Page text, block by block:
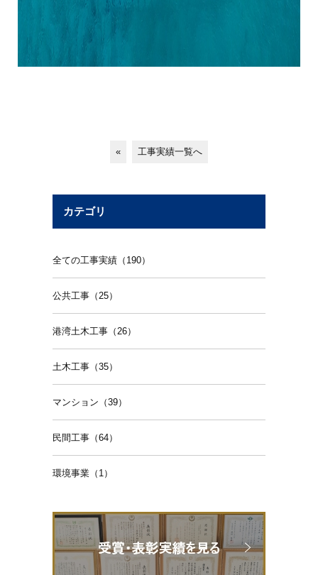
« 工事実績一覧へ
カテゴリ
全ての工事実績（190）
公共工事（25）
港湾土木工事（26）
土木工事（35）
マンション（39）
民間工事（64）
環境事業（1）